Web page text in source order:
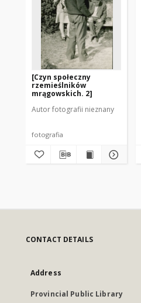
[Czyn społeczny
rzemieślników
mrągowskich. 2]
Autor fotografii nieznany
fotografia
CONTACT DETAILS
Address
Provincial Public Library